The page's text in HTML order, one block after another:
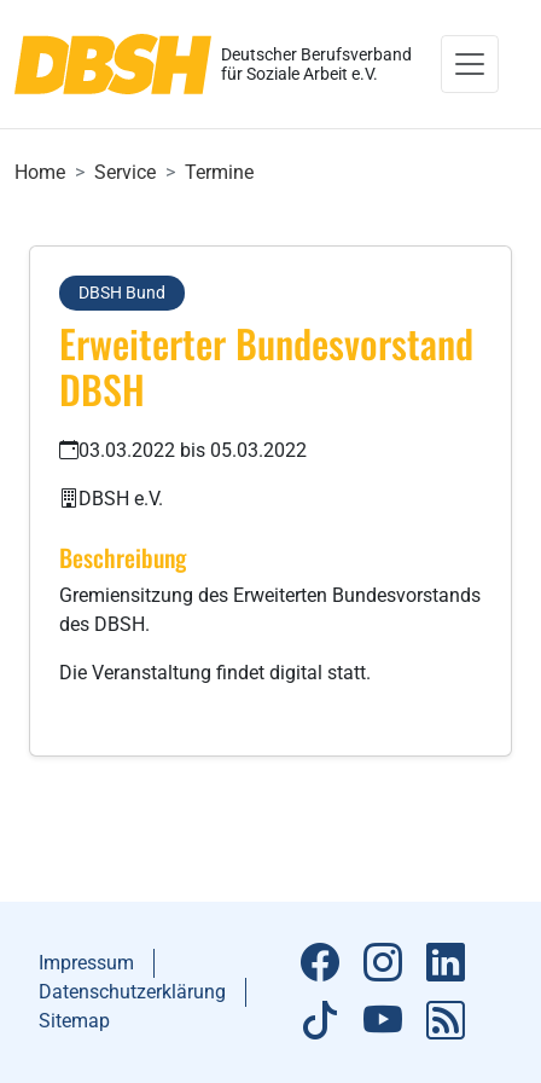
Deutscher Berufsverband
für Soziale Arbeit e.V.
Home Service Termine
DBSH Bund
Erweiterter Bundesvorstand
DBSH
03.03.2022 bis 05.03.2022
DBSH e.V.
Beschreibung
Gremiensitzung des Erweiterten Bundesvorstands
des DBSH.
Die Veranstaltung findet digital statt.
Impressum
Datenschutzerklärung
Sitemap